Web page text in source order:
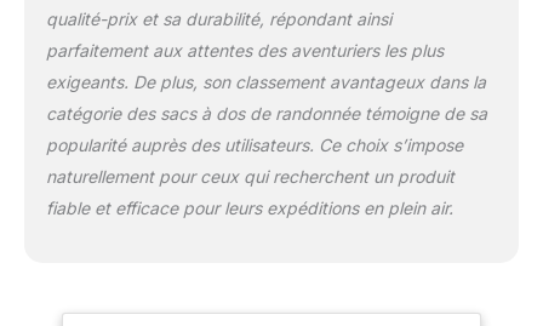
robuste. Livré avec une
intégrée qui peut être
démontée. Le sac à dos
dispose d'un certain
nombre d'options de
plus des supports
obligatoires pour pic à
nombre de broches de
qualité-prix et sa durabilité, répondant ainsi
parfaitement aux attentes des aventuriers les plus
exigeants. De plus, son classement avantageux dans la
catégorie des sacs à dos de randonnée témoigne de sa
popularité auprès des utilisateurs. Ce choix s’impose
naturellement pour ceux qui recherchent un produit
fiable et efficace pour leurs expéditions en plein air.